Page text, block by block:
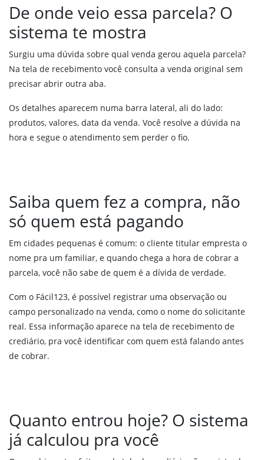
De onde veio essa parcela? O
sistema te mostra
Surgiu uma dúvida sobre qual venda gerou aquela parcela?
Na tela de recebimento você consulta a venda original sem
precisar abrir outra aba.
Os detalhes aparecem numa barra lateral, ali do lado:
produtos, valores, data da venda. Você resolve a dúvida na
hora e segue o atendimento sem perder o fio.
Saiba quem fez a compra, não
só quem está pagando
Em cidades pequenas é comum: o cliente titular empresta o
nome pra um familiar, e quando chega a hora de cobrar a
parcela, você não sabe de quem é a dívida de verdade.
Com o Fácil123, é possível registrar uma observação ou
campo personalizado na venda, como o nome do solicitante
real. Essa informação aparece na tela de recebimento de
crediário, pra você identificar com quem está falando antes
de cobrar.
Quanto entrou hoje? O sistema
já calculou pra você